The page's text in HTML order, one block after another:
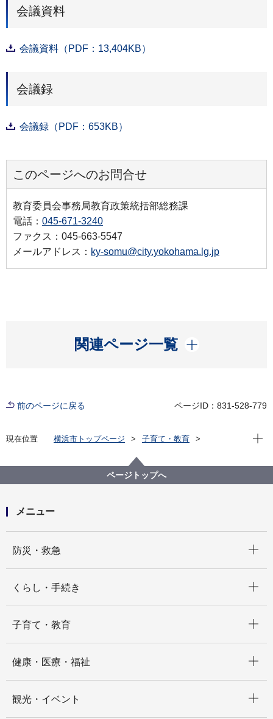
会議資料
会議資料（PDF：13,404KB）
会議録
会議録（PDF：653KB）
このページへのお問合せ
教育委員会事務局教育政策統括部総務課
電話： 045-671-3240
ファクス：045-663-5547
メールアドレス： ky-somu@city.yokohama.lg.jp
関連ページ一覧
開く
前のページに戻る ページID：831-528-779
現在位置 横浜市トップページ
子育て・教育
令和4年11月18日定例会
現在
ページトップへ
メニュー
防災・救急
くらし・手続き
子育て・教育
健康・医療・福祉
観光・イベント